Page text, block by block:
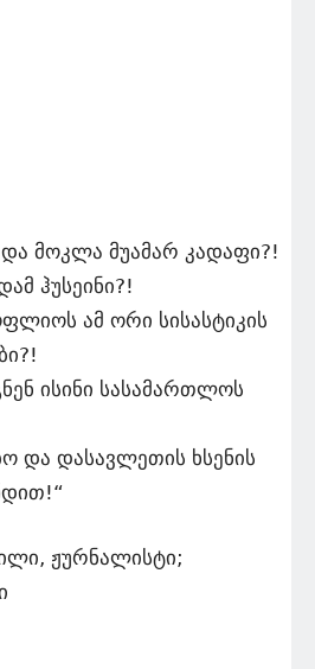
და მოკლა მუამარ კადაფი?!
ჰუსეინი?!
ამ ორი სისასტიკის
ისინი სასამართლოს
და დასავლეთის ხსენის
ჟურნალისტი;